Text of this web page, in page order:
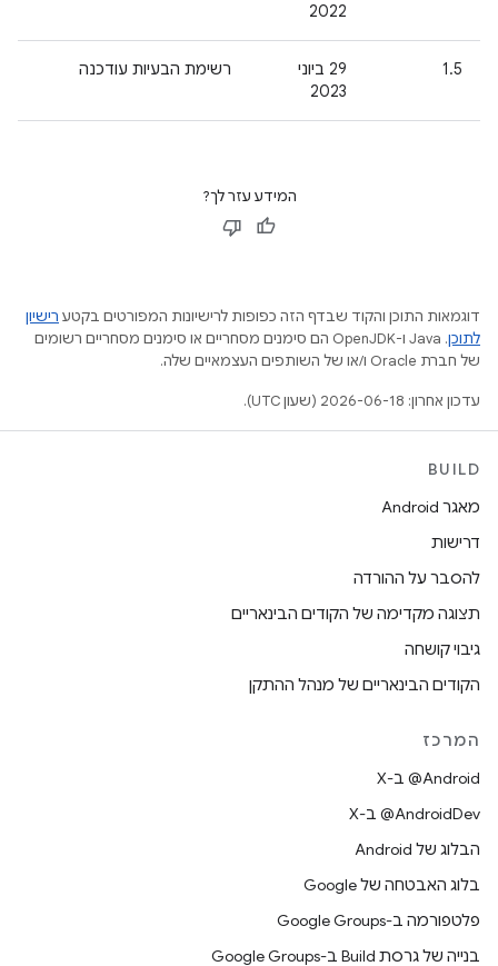
2022
1.5
‫29 ביוני
2023
רשימת הבעיות עודכנה
המידע עזר לך?
דוגמאות התוכן והקוד שבדף הזה כפופות לרישיונות המפורטים בקטע רישיון
לתוכן
.‏ Java ו-OpenJDK הם סימנים מסחריים או סימנים מסחריים רשומים
של חברת Oracle ו/או של השותפים העצמאיים שלה.
עדכון אחרון: 2026-06-18 (שעון UTC).
BUILD
מאגר Android
דרישות
להסבר על ההורדה
תצוגה מקדימה של הקודים הבינאריים
גיבוי קושחה
הקודים הבינאריים של מנהל ההתקן
המרכז
‫‎@Android ב-X
‫‎@AndroidDev ב-X
הבלוג של Android
בלוג האבטחה של Google
פלטפורמה ב-Google Groups
בנייה של גרסת Build ב-Google Groups